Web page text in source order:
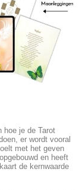
hoe je de Tarot
er wordt vooral
met het geven
en heeft
de kernwaarde